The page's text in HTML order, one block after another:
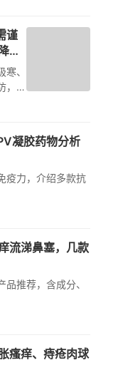
谨
温
、
，可
凝胶药物分析
疫力，介绍多款抗
流涕鼻塞，几款
推荐，含成分、
瘙痒、痔疮肉球